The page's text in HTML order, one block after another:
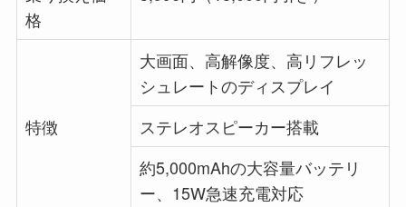
格
特徴
大画面、高解像度、高リフレッ
シュレートのディスプレイ
ステレオスピーカー搭載
約5,000mAhの大容量バッテリ
ー、15W急速充電対応